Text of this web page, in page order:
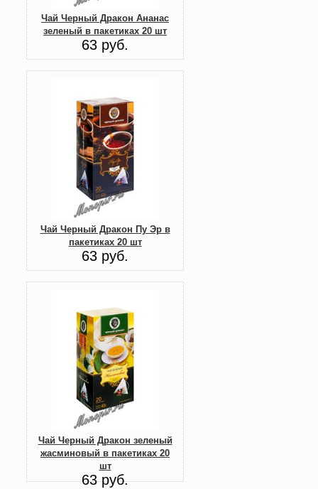
Чай Черный Дракон Ананас
зеленый в пакетиках 20 шт
63 руб.
Чай Черный Дракон Пу Эр в
пакетиках 20 шт
63 руб.
Чай Черный Дракон зеленый
жасминовый в пакетиках 20
шт
63 руб.